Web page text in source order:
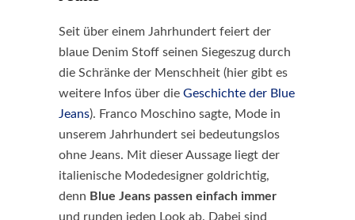
Seit über einem Jahrhundert feiert der
blaue Denim Stoff seinen Siegeszug durch
die Schränke der Menschheit (hier gibt es
weitere Infos über die Geschichte der Blue
Jeans). Franco Moschino sagte, Mode in
unserem Jahrhundert sei bedeutungslos
ohne Jeans. Mit dieser Aussage liegt der
italienische Modedesigner goldrichtig,
denn Blue Jeans passen einfach immer
und runden jeden Look ab. Dabei sind